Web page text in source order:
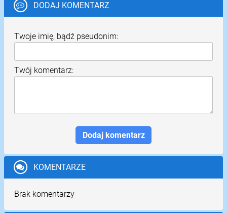
DODAJ KOMENTARZ
Twoje imię, bądź pseudonim:
Twój komentarz:
KOMENTARZE
Brak komentarzy